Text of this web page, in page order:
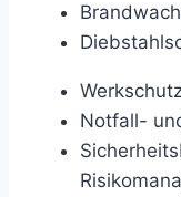
Notfall-